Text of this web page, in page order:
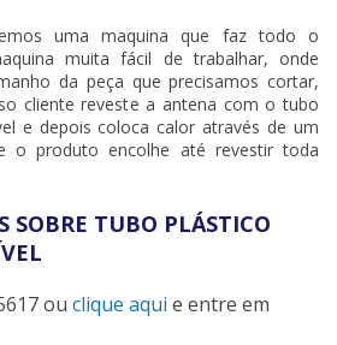
uma maquina que faz todo o
muita fácil de trabalhar, onde
da peça que precisamos cortar,
cliente reveste a antena com otubo
e depois coloca calor através de um
o produto encolhe até revestir toda
SOBRE TUBO PLÁSTICO
ou clique aqui e entre em